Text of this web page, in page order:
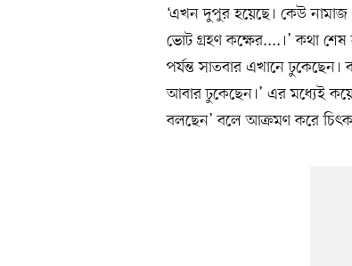
‘এখন দুপুর হয়েছে। কেউ
ভোট গ্রহণ কক্ষের....।’ কথা
পর্যন্ত সাতবার এখানে
আবার ঢুকেছেন।’ এর মধ্যেই
বলছেন’ বলে আক্রমণ করে